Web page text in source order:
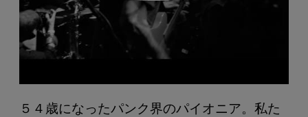
５４歳になったパンク界のパイオニア。私た